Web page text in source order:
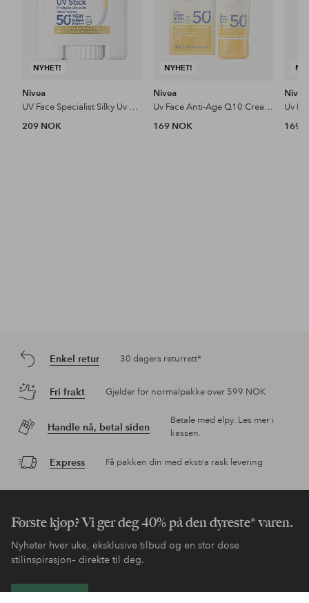
NYHET!
Nivea
UV Face Specialist Silky Uv Stick Spf 50+ 15 ml
209 NOK
NYHET!
Nivea
Uv Face Anti-Age Q10 Cream Spf 50+ 40 Ml
169 NOK
Nivea
169
Enkel retur 30 dagers returrett*
Fri frakt Gjelder for normalpakke over 599 NOK
Handle nå, betal siden
Betale med elpy. Les mer i
kassen.
Express Få pakken din med ekstra rask levering
Første kjøp? Vi ger deg 40% på den dyreste* varen.
Nyheter hver uke, eksklusive tilbud og en stor dose
stilinspirasjon– direkte til deg.